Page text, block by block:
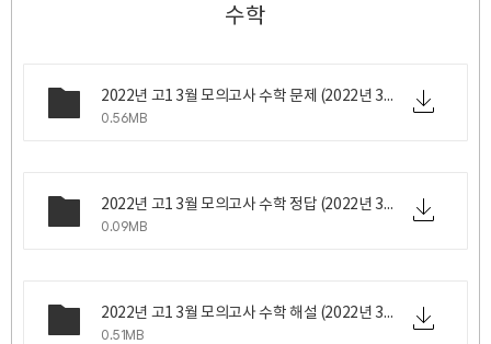
수학
2022년 고1 3월 모의고사 수학 문제 (2022년 3월 24일 목요일 시행).pdf
0.56MB
2022년 고1 3월 모의고사 수학 정답 (2022년 3월 24일 목요일 시행).png
0.09MB
2022년 고1 3월 모의고사 수학 해설 (2022년 3월 24일 목요일 시행).pdf
0.51MB